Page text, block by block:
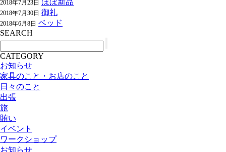
2018年7月23日 ほぼ新品
2018年7月30日 御礼
2018年6月8日 ベッド
SEARCH
CATEGORY
お知らせ
家具のこと・お店のこと
日々のこと
出張
旅
賄い
イベント
ワークショップ
お知らせ